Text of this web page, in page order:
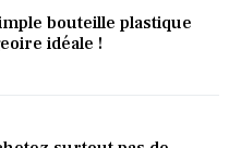
bouteille plastique
idéale !